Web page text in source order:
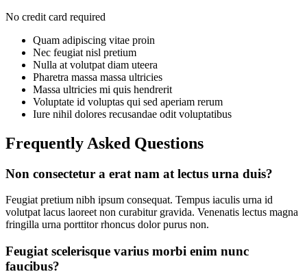
No credit card required
Quam adipiscing vitae proin
Nec feugiat nisl pretium
Nulla at volutpat diam uteera
Pharetra massa massa ultricies
Massa ultricies mi quis hendrerit
Voluptate id voluptas qui sed aperiam rerum
Iure nihil dolores recusandae odit voluptatibus
Frequently Asked Questions
Non consectetur a erat nam at lectus urna duis?
Feugiat pretium nibh ipsum consequat. Tempus iaculis urna id
volutpat lacus laoreet non curabitur gravida. Venenatis lectus magna
fringilla urna porttitor rhoncus dolor purus non.
Feugiat scelerisque varius morbi enim nunc
faucibus?